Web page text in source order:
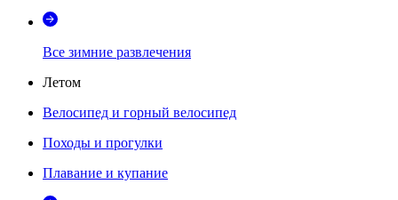
Все зимние развлечения
Летом
Велосипед и горный велосипед
Походы и прогулки
Плавание и купание